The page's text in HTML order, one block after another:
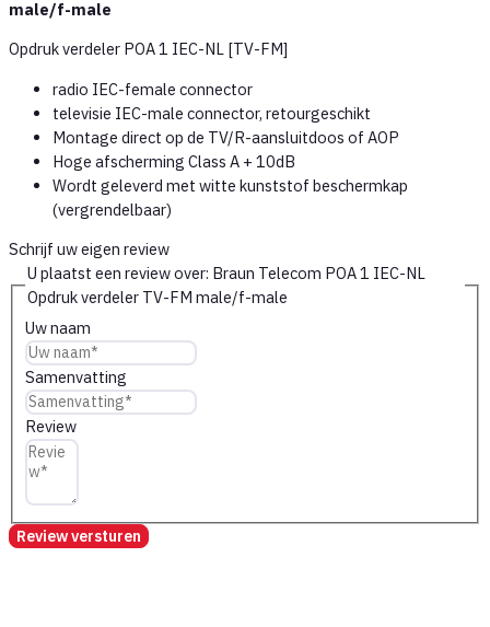
male/f-male
Opdruk verdeler POA 1 IEC-NL [TV-FM]
radio IEC-female connector
televisie IEC-male connector, retourgeschikt
Montage direct op de TV/R-aansluitdoos of AOP
Hoge afscherming Class A + 10dB
Wordt geleverd met witte kunststof beschermkap
(vergrendelbaar)
Schrijf uw eigen review
U plaatst een review over: Braun Telecom POA 1 IEC-NL
Opdruk verdeler TV-FM male/f-male
Uw naam
Samenvatting
Review
Review versturen